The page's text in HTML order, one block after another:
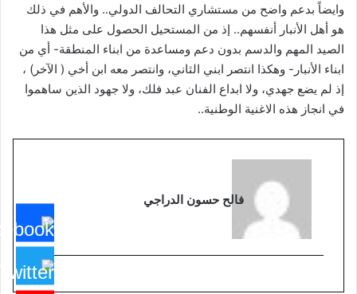
وايضاً بدعم واضح من مستشاري التحالف الدولي.. والأهم في ذلك
هو أهل الأنبار أنفسهم.. إذ من المستحيل الحصول على مثل هذا
الصيد المهم والدسم بدون دعم ومساعدة من ابناء المنطقة- أي من
ابناء الأنبار- وهكذا انتصر ابني الثاني، وانتصر معه ابن أخي ( الآخر) ،
إذ لم يضع جهدي، ولا ابداع الفنان عبد فلك، ولا جهود الذين ساهموا
في انجاز هذه الاغنية الوطنية..
فالح حسون الدراجي